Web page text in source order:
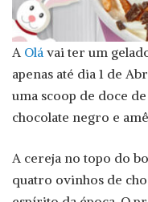
A Olá vai ter um
apenas até dia 1 de
uma scoop de doce
chocolate negro e
A cereja no topo do
quatro ovinhos de